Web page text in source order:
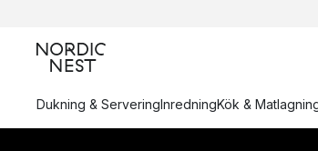
Dukning & ServeringInredningKök &